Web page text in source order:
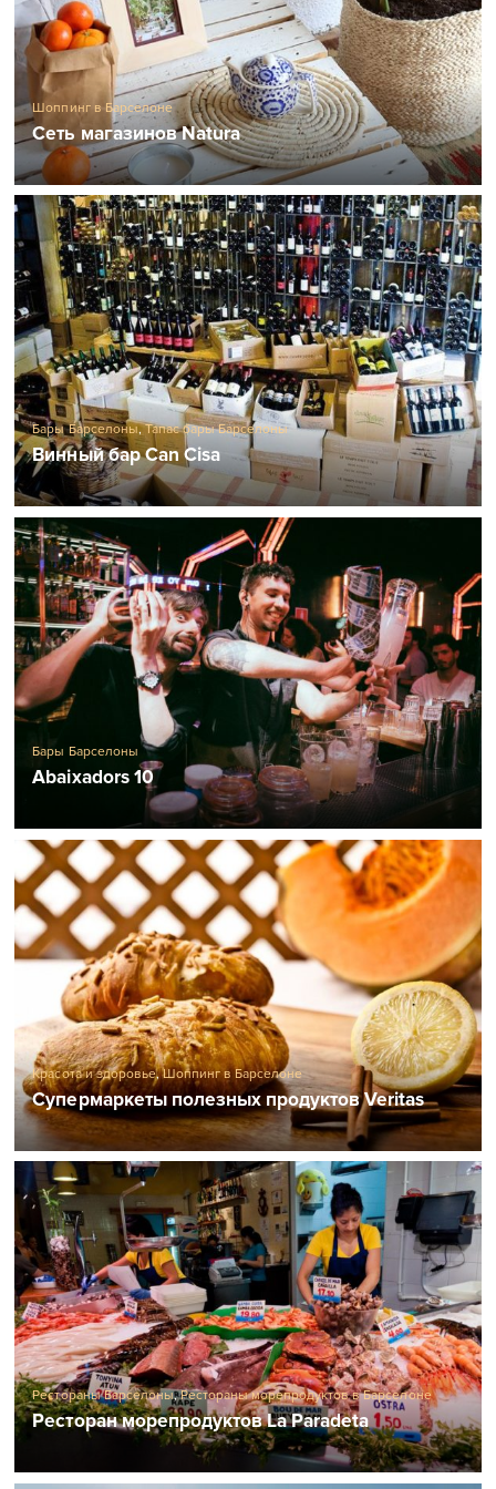
Шоппинг в Барселоне
Сеть магазинов Natura
Бары Барселоны,Тапас бары Барселоны
Винный бар Can Cisa
Бары Барселоны
Abaixadors 10
Красота и здоровье,Шоппинг в Барселоне
Супермаркеты полезных продуктов Veritas
Рестораны Барселоны,Рестораны морепродуктов в Барселоне
Ресторан морепродуктов La Paradeta